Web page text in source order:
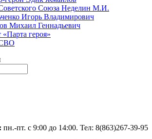
Союза Неделин М.И.
Игорь Владимирович
Михаил Геннадьевич
героя»
пн.-пт. с 9:00 до 14:00. Тел: 8(863)267-39-95